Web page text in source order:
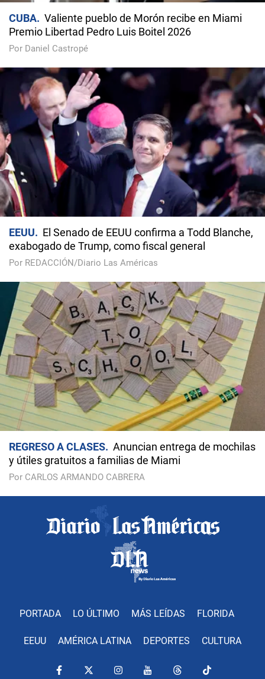
CUBA
Valiente pueblo de Morón recibe en Miami
Premio Libertad Pedro Luis Boitel 2026
Por Daniel Castropé
EEUU
El Senado de EEUU confirma a Todd Blanche,
exabogado de Trump, como fiscal general
Por REDACCIÓN/Diario Las Américas
REGRESO A CLASES
Anuncian entrega de mochilas
y útiles gratuitos a familias de Miami
Por CARLOS ARMANDO CABRERA
PORTADA LO ÚLTIMO MÁS LEÍDAS FLORIDA
EEUU AMÉRICA LATINA DEPORTES CULTURA